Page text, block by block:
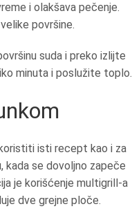
i olakšava pečenje.
površine.
suda i preko izlijte
minuta i poslužite toplo.
isti recept kao i za
kada se dovoljno zapeče
je korišćenje multigrill-a
dve grejne ploče.